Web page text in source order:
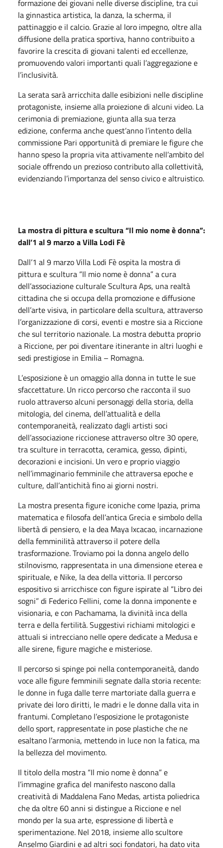
formazione dei giovani nelle diverse discipline, tra cui
la ginnastica artistica, la danza, la scherma, il
pattinaggio e il calcio. Grazie al loro impegno, oltre alla
diffusione della pratica sportiva, hanno contribuito a
favorire la crescita di giovani talenti ed eccellenze,
promuovendo valori importanti quali l’aggregazione e
l’inclusività.
La serata sarà arricchita dalle esibizioni nelle discipline
protagoniste, insieme alla proiezione di alcuni video. La
cerimonia di premiazione, giunta alla sua terza
edizione, conferma anche quest’anno l’intento della
commissione Pari opportunità di premiare le figure che
hanno speso la propria vita attivamente nell’ambito del
sociale offrendo un prezioso contributo alla collettività,
evidenziando l’importanza del senso civico e altruistico.
La mostra di pittura e scultura “Il mio nome è donna”:
dall’1 al 9 marzo a Villa Lodi Fè
Dall’1 al 9 marzo Villa Lodi Fè ospita la mostra di
pittura e scultura “Il mio nome è donna” a cura
dell’associazione culturale Scultura Aps, una realtà
cittadina che si occupa della promozione e diffusione
dell’arte visiva, in particolare della scultura, attraverso
l’organizzazione di corsi, eventi e mostre sia a Riccione
che sul territorio nazionale. La mostra debutta proprio
a Riccione, per poi diventare itinerante in altri luoghi e
sedi prestigiose in Emilia – Romagna.
L’esposizione è un omaggio alla donna in tutte le sue
sfaccettature. Un ricco percorso che racconta il suo
ruolo attraverso alcuni personaggi della storia, della
mitologia, del cinema, dell’attualità e della
contemporaneità, realizzato dagli artisti soci
dell’associazione riccionese attraverso oltre 30 opere,
tra sculture in terracotta, ceramica, gesso, dipinti,
decorazioni e incisioni. Un vero e proprio viaggio
nell’immaginario femminile che attraversa epoche e
culture, dall’antichità fino ai giorni nostri.
La mostra presenta figure iconiche come Ipazia, prima
matematica e filosofa dell’antica Grecia e simbolo della
libertà di pensiero, e la dea Maya Ixcacao, incarnazione
della femminilità attraverso il potere della
trasformazione. Troviamo poi la donna angelo dello
stilnovismo, rappresentata in una dimensione eterea e
spirituale, e Nike, la dea della vittoria. Il percorso
espositivo si arricchisce con figure ispirate al “Libro dei
sogni” di Federico Fellini, come la donna imponente e
visionaria, e con Pachamama, la divinità inca della
terra e della fertilità. Suggestivi richiami mitologici e
attuali si intrecciano nelle opere dedicate a Medusa e
alle sirene, figure magiche e misteriose.
Il percorso si spinge poi nella contemporaneità, dando
voce alle figure femminili segnate dalla storia recente:
le donne in fuga dalle terre martoriate dalla guerra e
private dei loro diritti, le madri e le donne dalla vita in
frantumi. Completano l’esposizione le protagoniste
dello sport, rappresentate in pose plastiche che ne
esaltano l’armonia, mettendo in luce non la fatica, ma
la bellezza del movimento.
Il titolo della mostra “Il mio nome è donna” e
l’immagine grafica del manifesto nascono dalla
creatività di Maddalena Fano Medas, artista poliedrica
che da oltre 60 anni si distingue a Riccione e nel
mondo per la sua arte, espressione di libertà e
sperimentazione. Nel 2018, insieme allo scultore
Anselmo Giardini e ad altri soci fondatori, ha dato vita